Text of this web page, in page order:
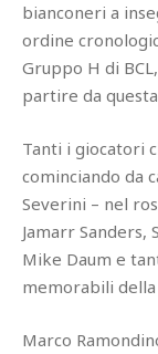
bianconeri a
ordine
Gruppo H di
partire da
Tanti i giocatori
cominciando da
Severini – nel
Jamarr Sanders,
Mike Daum e
memorabili
Marco